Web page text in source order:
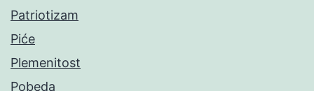
Patriotizam
Piće
Plemenitost
Pobeda